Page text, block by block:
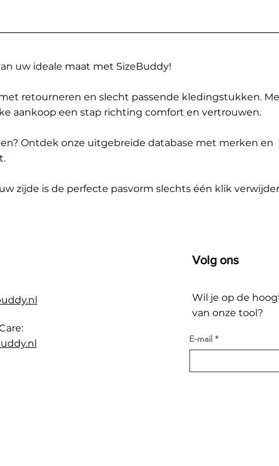
uw ideale maat met SizeBuddy!
retourneren en slecht passende kledingstukken.
aankoop een stap richting comfort en vertrouwen.
Ontdek onze uitgebreide database met merken en
zijde is de perfecte pasvorm slechts één klik
Volg ons
Wil je op de
van onze tool?
E-mail